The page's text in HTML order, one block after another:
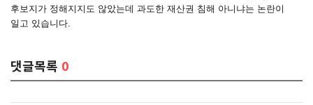
후보지가 정해지지도 않았는데 과도한 재산권 침해 아니냐는 논란이
일고 있습니다.
댓글목록 0